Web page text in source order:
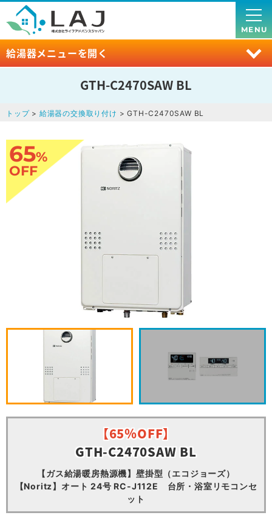
給湯器メニューを開く
MENU
GTH-C2470SAW BL
トップ> 給湯器の交換取り付け > GTH-C2470SAW BL
65%
OFF
【65％OFF】
GTH-C2470SAW BL
【ガス給湯暖房熱源機】壁掛型（エコジョーズ）
【Noritz】オート 24号 RC-J112E 台所・浴室リモコンセ
ット